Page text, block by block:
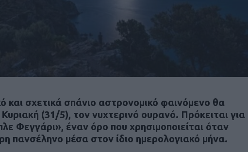
και σχετικά σπάνιο αστρονομικό φαινόμενο θα
(31/5), τον νυχτερινό ουρανό. Πρόκειται για
Φεγγάρι», έναν όρο που χρησιμοποιείται όταν
πανσέληνο μέσα στον ίδιο ημερολογιακό μήνα.